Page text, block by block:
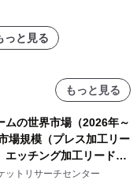
っと見る
もっと見る
ムの世界市場（2026年～
場規模（プレス加工リー
エッチング加工リードフ
析レポートを発表
ットリサーチセンター